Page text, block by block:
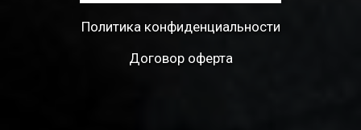
Политика конфиденциальности
Договор оферта